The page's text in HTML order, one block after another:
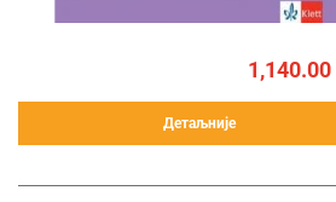
1,140.00
Детаљније